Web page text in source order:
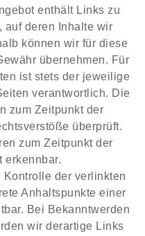
enthält Links zu
auf deren Inhalte wir
können wir für diese
übernehmen. Für
ist stets der jeweilige
verantwortlich. Die
zum Zeitpunkt der
überprüft.
zum Zeitpunkt der
erkennbar.
der verlinkten
Anhaltspunkte einer
Bei Bekanntwerden
wir derartige Links